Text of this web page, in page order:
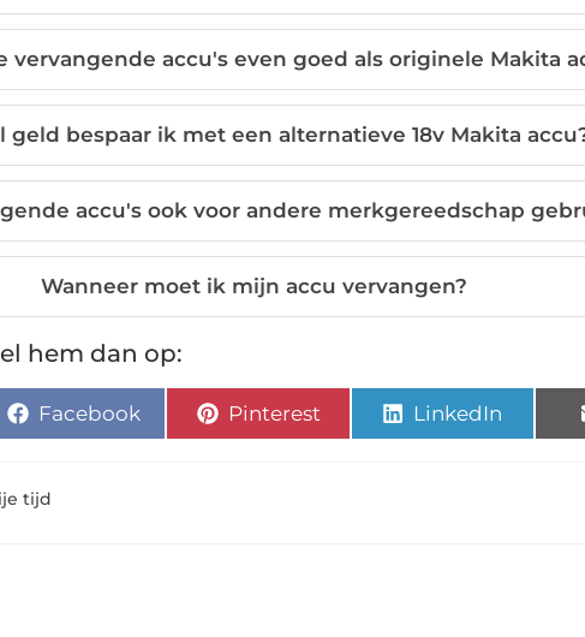
vervangende accu's even goed als originele Makita
geld bespaar ik met een alternatieve 18v Makita
accu's ook voor andere merkgereedschap
Wanneer moet ik mijn accu vervangen?
hem dan op:
Facebook Pinterest LinkedIn
tijd